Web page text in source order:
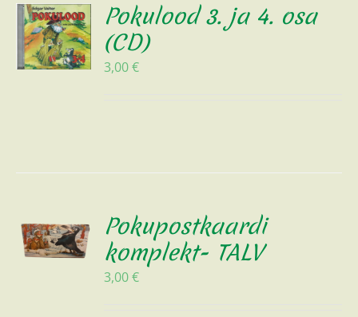
Pokulood 3. ja 4. osa
(CD)
3,00€
Pokupostkaardi
komplekt- TALV
3,00€